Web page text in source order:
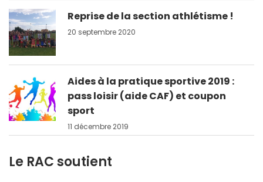
Reprise de la section athlétisme !
20 septembre 2020
Aides à la pratique sportive 2019 :
pass loisir (aide CAF) et coupon
sport
11 décembre 2019
Le RAC soutient